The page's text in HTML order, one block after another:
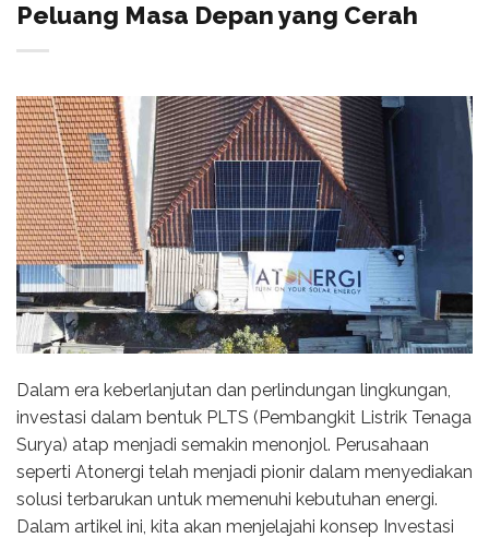
Peluang Masa Depan yang Cerah
Dalam era keberlanjutan dan perlindungan lingkungan,
investasi dalam bentuk PLTS (Pembangkit Listrik Tenaga
Surya) atap menjadi semakin menonjol. Perusahaan
seperti Atonergi telah menjadi pionir dalam menyediakan
solusi terbarukan untuk memenuhi kebutuhan energi.
Dalam artikel ini, kita akan menjelajahi konsep Investasi